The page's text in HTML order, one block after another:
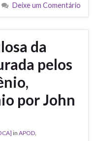
Deixe um Comentário
da
pelos
por John
in APOD